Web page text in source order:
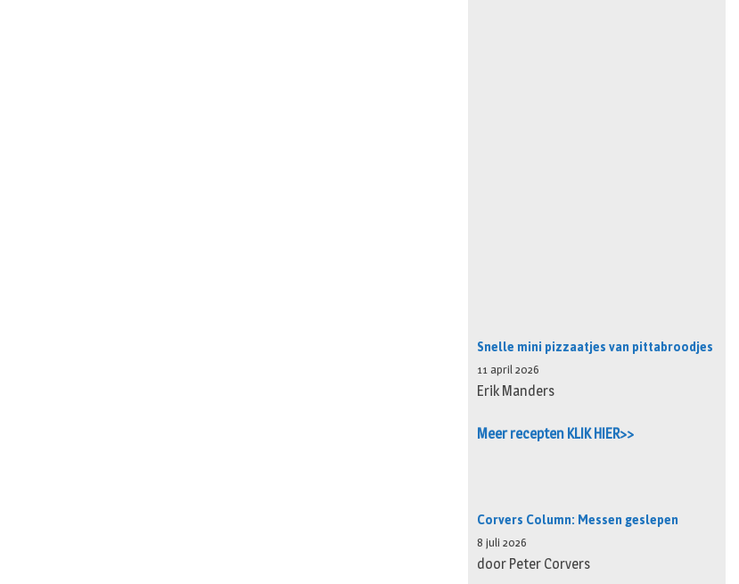
Snelle mini pizzaatjes van pittabroodjes
11 april 2026
Erik Manders
Meer recepten KLIK HIER>>
Corvers Column: Messen geslepen
8 juli 2026
door Peter Corvers